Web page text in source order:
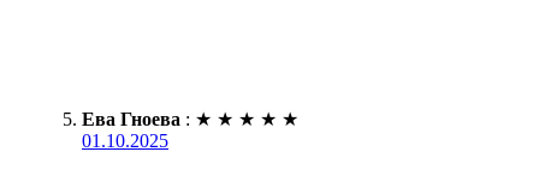
Ева Гноева : ★ ★ ★ ★ ★
01.10.2025